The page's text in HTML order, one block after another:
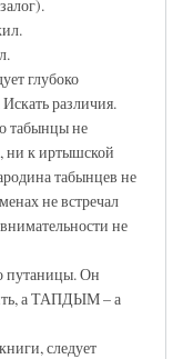
глубоко
различия.
табынцы не
ни к иртышской
табынцев не
не встречал
не
путаницы. Он
а ТАПДЫМ – а
следует